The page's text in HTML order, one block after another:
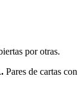
por otras.
Pares de cartas con